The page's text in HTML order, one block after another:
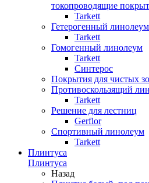
токопроводящие
Tarkett
Гетерогенный линолеум
Tarkett
Гомогенный линолеум
Tarkett
Синтерос
Покрытия для чистых
Противоскользящий
Tarkett
Решение для лестниц
Gerflor
Спортивный линолеум
Tarkett
Плинтуса
Плинтуса
Назад